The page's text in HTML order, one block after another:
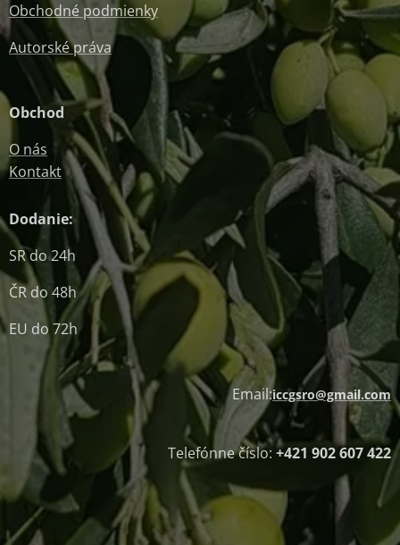
Obchodné podmienky
Autorské práva
Obchod
O nás
Kontakt
Dodanie:
SR do 24h
ČR do 48h
EU do 72h
Email:iccgsro@gmail.com
Telefónne číslo: +421 902 607 422